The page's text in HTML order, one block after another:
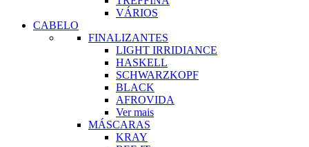
VÁRIOS
CABELO
FINALIZANTES
LIGHT IRRIDIANCE
HASKELL
SCHWARZKOPF
BLACK
AFROVIDA
Ver mais
MÁSCARAS
KRAY